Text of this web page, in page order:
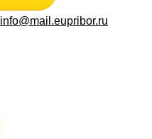
info@mail.eupribor.ru